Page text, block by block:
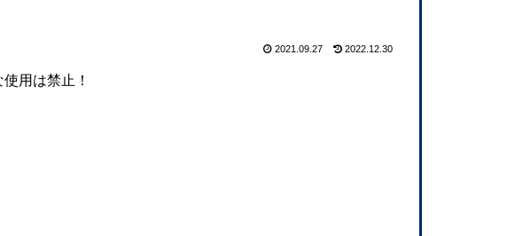
2021.09.27 2022.12.30
用は禁止！